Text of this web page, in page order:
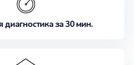
диагностика за 30 мин.